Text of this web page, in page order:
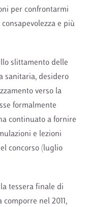
per confrontarmi
e più
slittamento delle
sanitaria, desidero
verso la
formalmente
continuato a fornire
e lezioni
concorso (luglio
tessera finale di
nel 2011,